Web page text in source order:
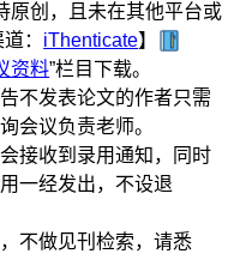
创，且未在其他平台或
： iThenticate】
资料”栏目下载。
不发表论文的作者只需
会议负责老师。
接收到录用通知，同时
一经发出，不设退
不做见刊检索，请悉